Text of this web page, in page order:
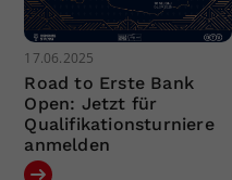
17.06.2025
Road to Erste Bank
Open: Jetzt für
Qualifikationsturniere
anmelden